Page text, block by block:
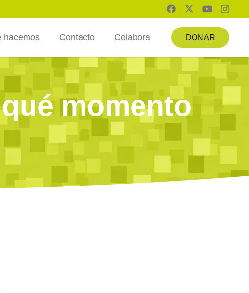
hacemos Contacto Colabora DONAR
momento